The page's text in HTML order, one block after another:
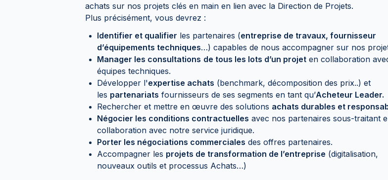
achats sur nos projets clés en main en lien avec la Direction de Projets.
Plus précisément, vous devrez :
Identifier et qualifier les partenaires (entreprise de travaux, fournisseur
d’équipements techniques…) capables de nous accompagner sur nos
Manager les consultations de tous les lots d’un projet en collaboration
équipes techniques.
Développer l'expertise achats (benchmark, décomposition des prix..) et
les partenariats fournisseurs de ses segments en tant qu’Acheteur Leader.
Rechercher et mettre en œuvre des solutions achats durables et
Négocier les conditions contractuelles avec nos partenaires sous-traitant
collaboration avec notre service juridique.
Porter les négociations commerciales des offres partenaires.
Accompagner les projets de transformation de l’entreprise (digitalisation,
nouveaux outils et processus Achats…)